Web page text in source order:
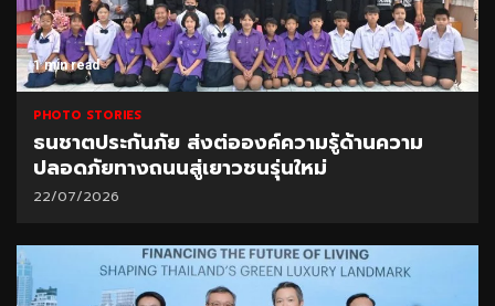
1 min read
PHOTO STORIES
ธนชาตประกันภัย ส่งต่อองค์ความรู้ด้านความ
ปลอดภัยทางถนนสู่เยาวชนรุ่นใหม่
22/07/2026